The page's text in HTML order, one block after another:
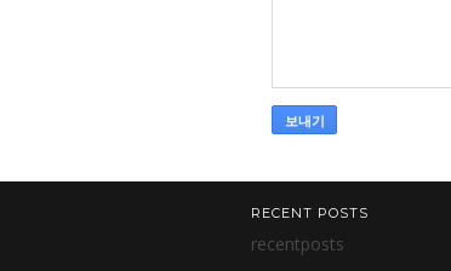
RECENT POSTS
recentposts